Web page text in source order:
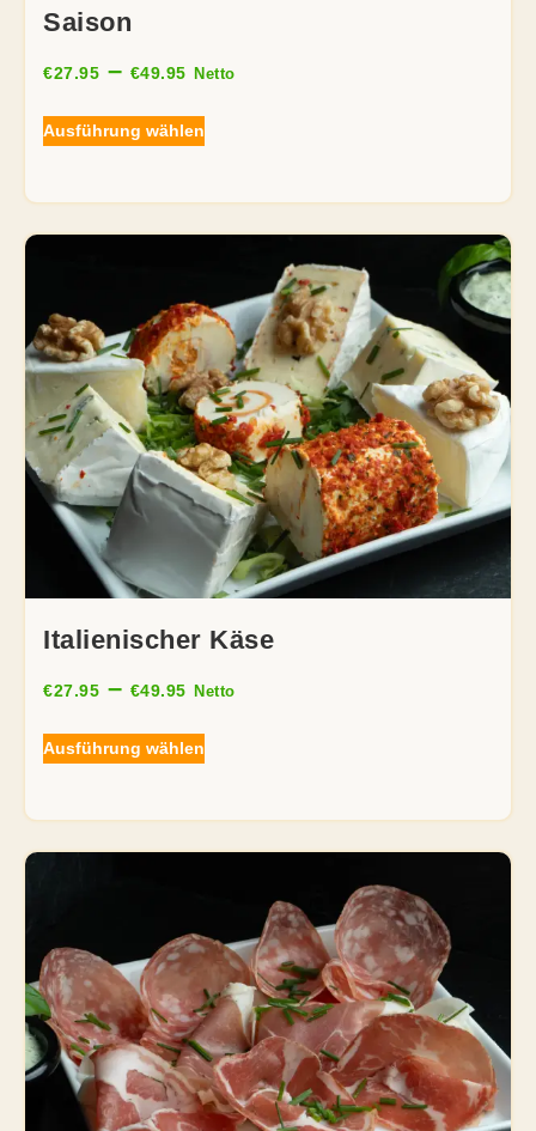
Saison
€27.95 – €49.95 Netto
Ausführung wählen
Italienischer Käse
€27.95 – €49.95 Netto
Ausführung wählen